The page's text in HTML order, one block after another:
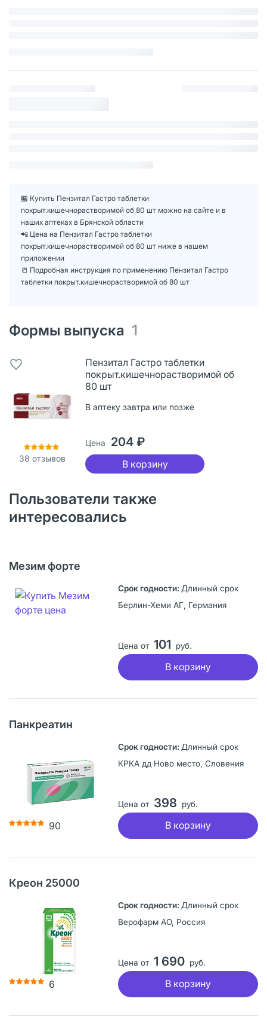
🏪 Купить Пензитал Гастро таблетки
покрыт.кишечнорастворимой об 80 шт можно на сайте и в
наших аптеках в Брянской области
📲 Цена на Пензитал Гастро таблетки
покрыт.кишечнорастворимой об 80 шт ниже в нашем
приложении
📒 Подробная инструкция по применению Пензитал Гастро
таблетки покрыт.кишечнорастворимой об 80 шт
Формы выпуска 1
38 отзывов
Пензитал Гастро таблетки
покрыт.кишечнорастворимой об
80 шт
В аптеку завтра или позже
Цена 204 ₽
В корзину
Пользователи также
интересовались
Мезим форте
Длинный срок
Берлин-Хеми АГ, Германия
Цена от 101 руб.
В корзину
Панкреатин
90
Длинный срок
КРКА дд Ново место, Словения
Цена от 398 руб.
В корзину
Креон 25000
6
Длинный срок
Верофарм АО, Россия
Цена от 1 690 руб.
В корзину